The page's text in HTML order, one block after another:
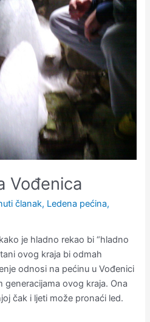
Vođenica
članak, Ledena pećina,
je hladno rekao bi “hladno
ovog kraja bi odmah
odnosi na pećinu u Vođenici
ovog kraja. Ona
čak i ljeti može pronaći led.